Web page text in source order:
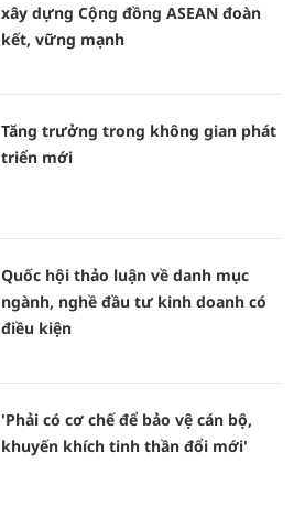
xây dựng Cộng đồng ASEAN đoàn
kết, vững mạnh
Tăng trưởng trong không gian phát
triển mới
Quốc hội thảo luận về danh mục
ngành, nghề đầu tư kinh doanh có
điều kiện
'Phải có cơ chế để bảo vệ cán bộ,
khuyến khích tinh thần đổi mới'